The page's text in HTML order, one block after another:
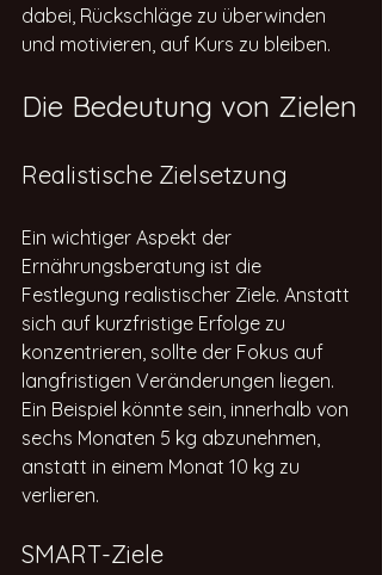
dabei, Rückschläge zu überwinden
und motivieren, auf Kurs zu bleiben.
Die Bedeutung von Zielen
Realistische Zielsetzung
Ein wichtiger Aspekt der
Ernährungsberatung ist die
Festlegung realistischer Ziele. Anstatt
sich auf kurzfristige Erfolge zu
konzentrieren, sollte der Fokus auf
langfristigen Veränderungen liegen.
Ein Beispiel könnte sein, innerhalb von
sechs Monaten 5 kg abzunehmen,
anstatt in einem Monat 10 kg zu
verlieren.
SMART-Ziele